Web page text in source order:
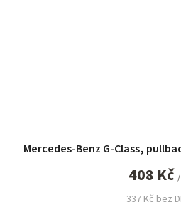
Mercedes-Benz G-Class,
337 Kč bez
408 Kč